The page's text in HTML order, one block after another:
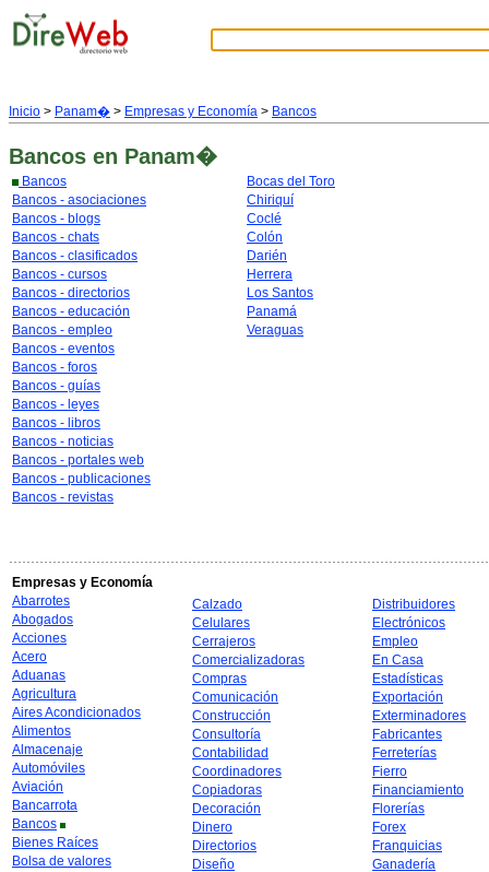
Inicio > Panam� > Empresas y Economía > Bancos
Bancos en Panam�
Bancos
Bancos - asociaciones
Bancos - blogs
Bancos - chats
Bancos - clasificados
Bancos - cursos
Bancos - directorios
Bancos - educación
Bancos - empleo
Bancos - eventos
Bancos - foros
Bancos - guías
Bancos - leyes
Bancos - libros
Bancos - noticias
Bancos - portales web
Bancos - publicaciones
Bancos - revistas
Bocas del Toro
Chiriquí
Coclé
Colón
Darién
Herrera
Los Santos
Panamá
Veraguas
Empresas y Economía
Abarrotes
Abogados
Acciones
Acero
Aduanas
Agricultura
Aires Acondicionados
Alimentos
Almacenaje
Automóviles
Aviación
Bancarrota
Bancos
Bienes Raíces
Bolsa de valores
Calzado
Celulares
Cerrajeros
Comercializadoras
Compras
Comunicación
Construcción
Consultoría
Contabilidad
Coordinadores
Copiadoras
Decoración
Dinero
Directorios
Diseño
Distribuidores
Electrónicos
Empleo
En Casa
Estadísticas
Exportación
Exterminadores
Fabricantes
Ferreterías
Fierro
Financiamiento
Florerías
Forex
Franquicias
Ganadería